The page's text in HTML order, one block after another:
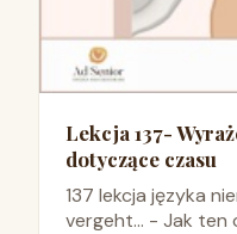
Lekcja 137-
dotyczące czasu
137 lekcja języka
vergeht… - Jak ten